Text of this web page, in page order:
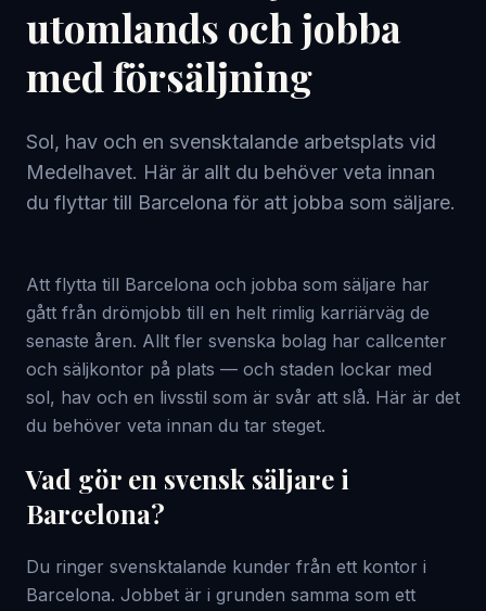
utomlands och jobba
med försäljning
Sol, hav och en svensktalande arbetsplats vid
Medelhavet. Här är allt du behöver veta innan
du flyttar till Barcelona för att jobba som säljare.
Att flytta till Barcelona och jobba som säljare har
gått från drömjobb till en helt rimlig karriärväg de
senaste åren. Allt fler svenska bolag har callcenter
och säljkontor på plats — och staden lockar med
sol, hav och en livsstil som är svår att slå. Här är det
du behöver veta innan du tar steget.
Vad gör en svensk säljare i
Barcelona?
Du ringer svensktalande kunder från ett kontor i
Barcelona. Jobbet är i grunden samma som ett